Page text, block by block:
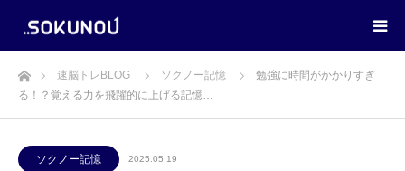
ホーム速脳トレBLOG ソクノー記憶
勉強に時間がかかりすぎ
る！？覚える力を飛躍的に上げる記憶…
ソクノー記憶 2025.05.19